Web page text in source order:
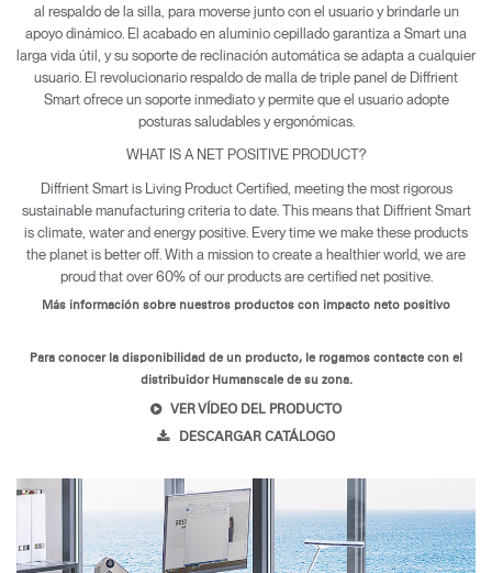
al respaldo de la silla, para moverse junto con el usuario y brindarle un
apoyo dinámico. El acabado en aluminio cepillado garantiza a Smart una
larga vida útil, y su soporte de reclinación automática se adapta a cualquier
usuario. El revolucionario respaldo de malla de triple panel de Diffrient
Smart ofrece un soporte inmediato y permite que el usuario adopte
posturas saludables y ergonómicas.
WHAT IS A NET POSITIVE PRODUCT?
Diffrient Smart is Living Product Certified, meeting the most rigorous
sustainable manufacturing criteria to date. This means that Diffrient Smart
is climate, water and energy positive. Every time we make these products
the planet is better off. With a mission to create a healthier world, we are
proud that over 60% of our products are certified net positive.
Más información sobre nuestros productos con impacto neto positivo
Para conocer la disponibilidad de un producto, le rogamos contacte con el
distribuidor Humanscale de su zona.
VER VÍDEO DEL PRODUCTO
DESCARGAR CATÁLOGO